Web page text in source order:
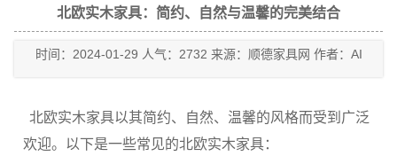
北欧实木家具：简约、自然与温馨的完美结合
时间：2024-01-29 人气：2732 来源：顺德家具网 作者：AI
北欧实木家具以其简约、自然、温馨的风格而受到广泛
欢迎。以下是一些常见的北欧实木家具：